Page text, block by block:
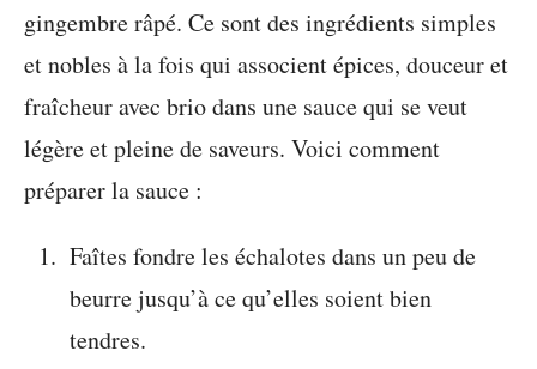
gingembre râpé. Ce sont des ingrédients simples
et nobles à la fois qui associent épices, douceur et
fraîcheur avec brio dans une sauce qui se veut
légère et pleine de saveurs. Voici comment
préparer la sauce :
Faîtes fondre les échalotes dans un peu de
beurre jusqu’à ce qu’elles soient bien
tendres.